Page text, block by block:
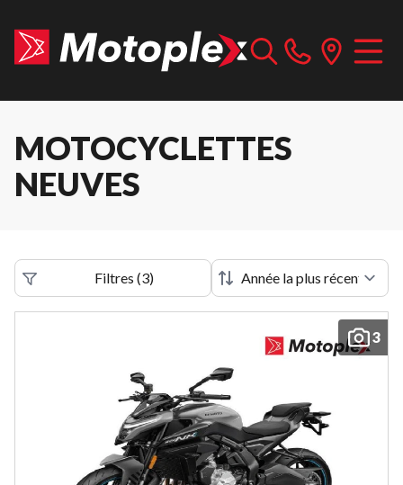
MOTOCYCLETTES
NEUVES
Filtres (3)
3